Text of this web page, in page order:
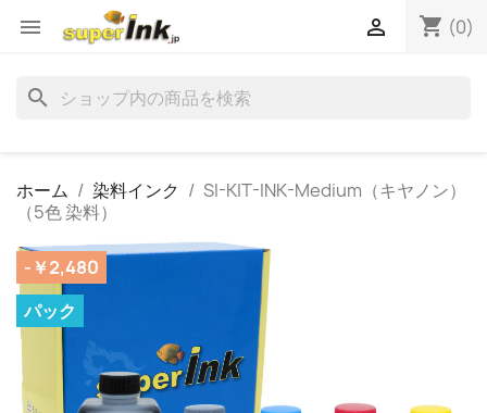
 shopping_cart (0)

search
ホーム 染料インク
SI-KIT-INK-Medium（キヤノン）
（5色 染料）
-￥2,480
パック